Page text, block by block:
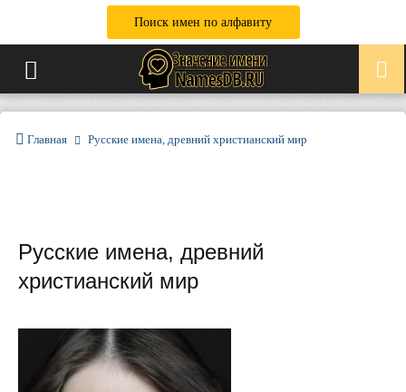
Поиск имен по алфавиту
Главная Русские имена, древний христианский мир
Русские имена, древний
христианский мир